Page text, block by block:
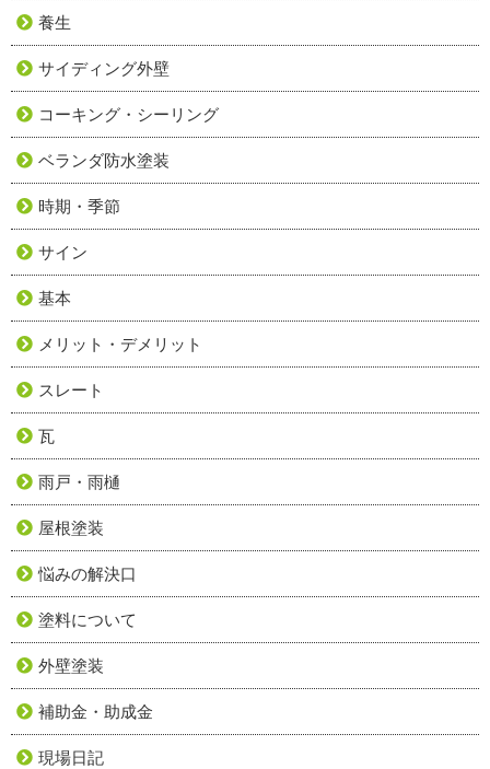
養生
サイディング外壁
コーキング・シーリング
ベランダ防水塗装
時期・季節
サイン
基本
メリット・デメリット
スレート
瓦
雨戸・雨樋
屋根塗装
悩みの解決口
塗料について
外壁塗装
補助金・助成金
現場日記